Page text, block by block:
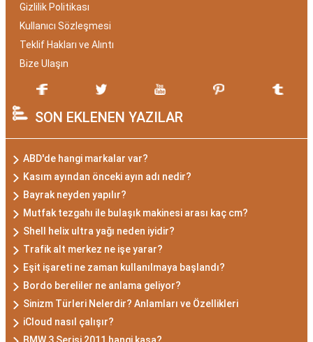
Gizlilik Politikası
Kullanıcı Sözleşmesi
Teklif Hakları ve Alıntı
Bize Ulaşın
SON EKLENEN YAZILAR
ABD'de hangi markalar var?
Kasım ayından önceki ayın adı nedir?
Bayrak neyden yapılır?
Mutfak tezgahı ile bulaşık makinesi arası kaç cm?
Shell helix ultra yağı neden iyidir?
Trafik alt merkez ne işe yarar?
Eşit işareti ne zaman kullanılmaya başlandı?
Bordo bereliler ne anlama geliyor?
Sinizm Türleri Nelerdir? Anlamları ve Özellikleri
iCloud nasıl çalışır?
BMW 3 Serisi 2011 hangi kasa?